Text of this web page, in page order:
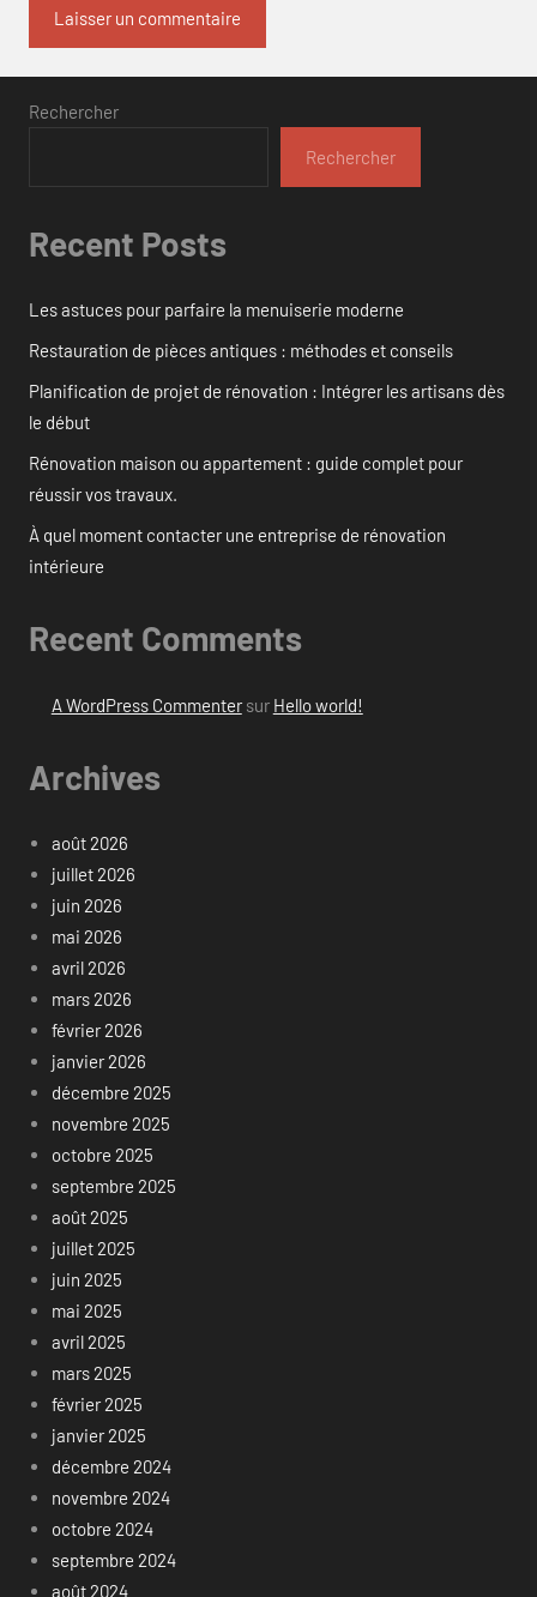
Rechercher
Rechercher
Recent Posts
Les astuces pour parfaire la menuiserie moderne
Restauration de pièces antiques : méthodes et conseils
Planification de projet de rénovation : Intégrer les artisans dès
le début
Rénovation maison ou appartement : guide complet pour
réussir vos travaux.
À quel moment contacter une entreprise de rénovation
intérieure
Recent Comments
A WordPress Commentersur Hello world!
Archives
août 2026
juillet 2026
juin 2026
mai 2026
avril 2026
mars 2026
février 2026
janvier 2026
décembre 2025
novembre 2025
octobre 2025
septembre 2025
août 2025
juillet 2025
juin 2025
mai 2025
avril 2025
mars 2025
février 2025
janvier 2025
décembre 2024
novembre 2024
octobre 2024
septembre 2024
août 2024